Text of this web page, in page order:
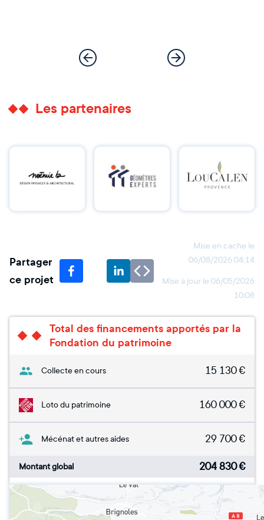
Les partenaires
Partager
ce projet
Mise en cache le
06/08/2026 04:14
Mise à jour le 06/05/2026
10:08
Total des financements apportés par la
Fondation du patrimoine
Collecte en cours 15 130€
Loto du patrimoine 160 000€
Mécénat et autres aides 29 700€
Montant global 204 830€